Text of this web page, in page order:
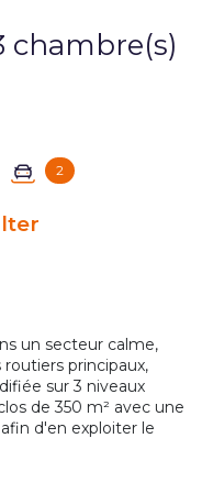
2
un secteur calme,
principaux,
sur 3 niveaux
de 350 m² avec une
d'en exploiter le